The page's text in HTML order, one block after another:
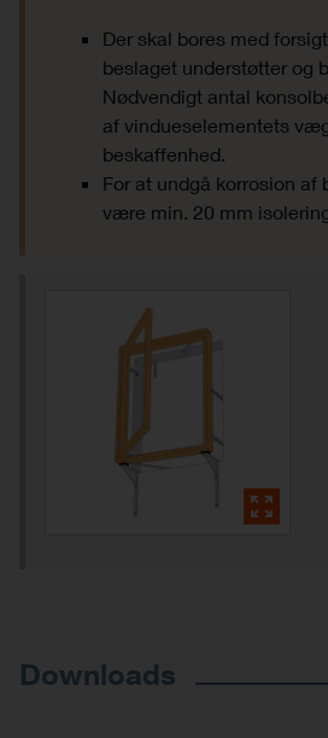
Der skal bores med
beslaget understøtter og
Nødvendigt antal
af vindues­elementets
beskaffenhed.
For at undgå korrosion af
være min. 20 mm
Downloads